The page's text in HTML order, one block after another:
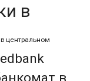
в
центральном